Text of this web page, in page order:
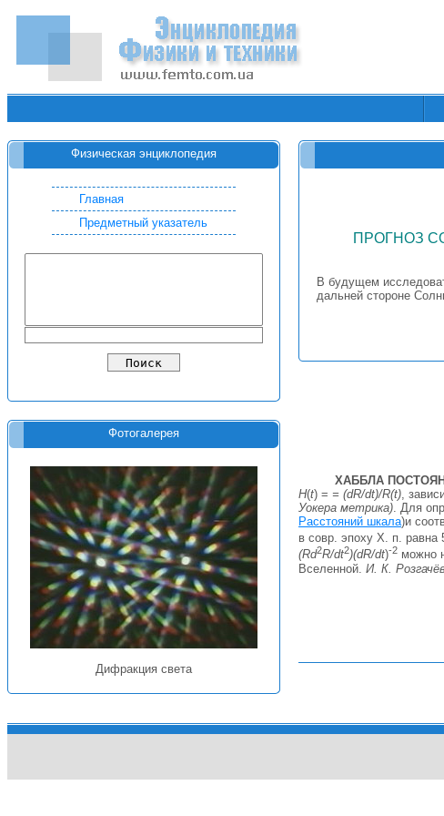
Физическая энциклопедия
Главная
Предметный указатель
Фотогалерея
Дифракция света
ПРОГНОЗ
В будущем
дальней стороне
ХАББЛА
H(t) = = (dR/dt)/R(t),
Уокера метрика). Для
Расстояний шкала)и
в совр. эпоху X. п. равна
(Rd2R/dt2)(dR/dt)-2 можно
Вселенной. И. К.